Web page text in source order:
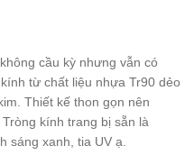
không cầu kỳ nhưng vẫn có
từ chất liệu nhựa Tr90 dẻo
Thiết kế thon gọn nên
kính trang bị sẵn là
sáng xanh, tia UV ạ.